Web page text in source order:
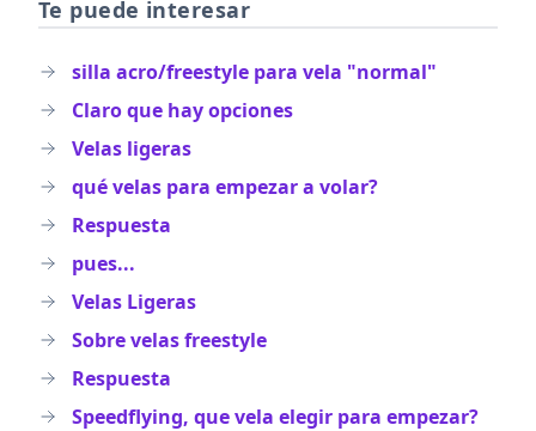
Te puede interesar
silla acro/freestyle para vela "normal"
Claro que hay opciones
Velas ligeras
qué velas para empezar a volar?
Respuesta
pues...
Velas Ligeras
Sobre velas freestyle
Respuesta
Speedflying, que vela elegir para empezar?